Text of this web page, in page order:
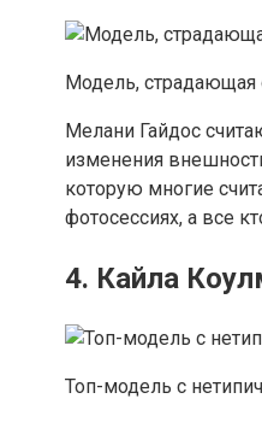
Модель, страдающая
Мелани Гайдос
изменения
которую многие
фотосессиях, а все
4. Кайла
Топ-модель с